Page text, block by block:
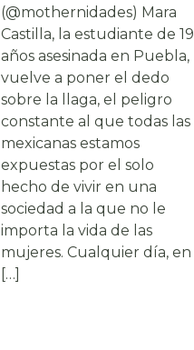
(@mothernidades) Mara
Castilla, la estudiante de 19
años asesinada en Puebla,
vuelve a poner el dedo
sobre la llaga, el peligro
constante al que todas las
mexicanas estamos
expuestas por el solo
hecho de vivir en una
sociedad a la que no le
importa la vida de las
mujeres. Cualquier día, en
[…]